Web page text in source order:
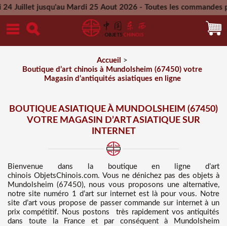
Mardi 25 Aout 2026 - Toutes les commandes passées
Mercredi 26 Aout 2026
Accueil
>
Boutique d’art chinois à Mundolsheim (67450) votre
Magasin d’antiquités asiatiques en ligne
BOUTIQUE ASIATIQUE À MUNDOLSHEIM (67450)
VOTRE MAGASIN D’ART ASIATIQUE SUR
INTERNET
Bienvenue dans
la boutique en ligne d’art
chinoisObjetsChinois.com. Vous ne dénichez pas des objets à
Mundolsheim (67450), nous vous proposons une alternative,
notre site numéro 1 d’art sur internet est là pour vous. Notre
site d’art vous propose de passer commande sur internet à un
prix compétitif. Nous postons très rapidement vos antiquités
dans toute la France et par conséquent à Mundolsheim